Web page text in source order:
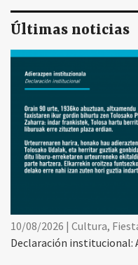
Últimas noticias
10/08/2026 | Cultura,
Declaración institucional: